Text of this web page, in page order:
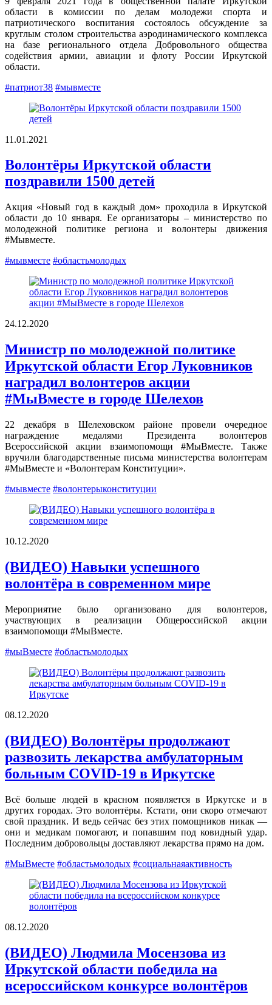
области в комиссии по делам молодежи спорта и
патриотического воспитания состоялось обсуждение за
круглым столом строительства аэродинамического комплекса
на базе регионального отдела Добровольного общества
содействия армии, авиации и флоту России Иркутской
области.
#патриот38 #мывместе
11.01.2021
Волонтёры Иркутской области
поздравили 1500 детей
Акция «Новый год в каждый дом» проходила в Иркутской
области до 10 января. Ее организаторы – министерство по
молодежной политике региона и волонтеры движения
#Мывместе.
#мывместе #областьмолодых
24.12.2020
Министр по молодежной политике
Иркутской области Егор Луковников
наградил волонтеров акции
#МыВместе в городе Шелехов
22 декабря в Шелеховском районе провели очередное
награждение медалями Президента волонтеров
Всероссийской акции взаимопомощи #МыВместе. Также
вручили благодарственные письма министерства волонтерам
#МыВместе и «Волонтерам Конституции».
#мывместе #волонтерыконституции
10.12.2020
(ВИДЕО) Навыки успешного
волонтёра в современном мире
Мероприятие было организовано для волонтеров,
участвующих в реализации Общероссийской акции
взаимопомощи #МыВместе.
#мыВместе #областьмолодых
08.12.2020
(ВИДЕО) Волонтёры продолжают
развозить лекарства амбулаторным
больным COVID-19 в Иркутске
Всё больше людей в красном появляется в Иркутске и в
других городах. Это волонтёры. Кстати, они скоро отмечают
свой праздник. И ведь сейчас без этих помощников никак —
они и медикам помогают, и попавшим под ковидный удар.
Последним добровольцы доставляют лекарства прямо на дом.
#МыВместе #областьмолодых #социальнаяактивность
08.12.2020
(ВИДЕО) Людмила Мосензова из
Иркутской области победила на
всероссийском конкурсе волонтёров